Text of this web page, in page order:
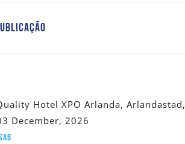
Hotel XPO Arlanda,
December, 2026